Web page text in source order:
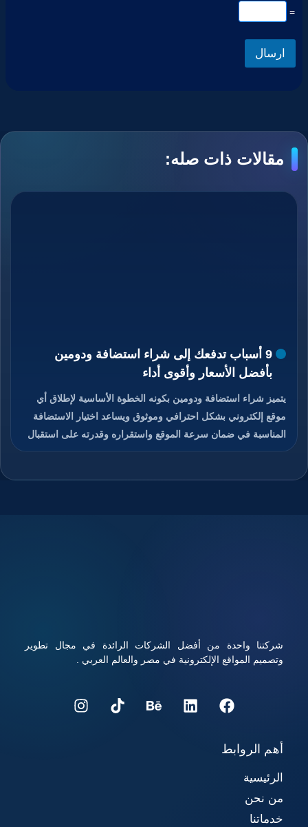
=
ارسال
مقالات ذات صله:
9 أسباب تدفعك إلى شراء استضافة ودومين
بأفضل الأسعار وأقوى أداء
يتميز شراء استضافة ودومين بكونه الخطوة الأساسية لإطلاق أي
موقع إلكتروني بشكل احترافي وموثوق ويساعد اختيار الاستضافة
المناسبة في ضمان سرعة الموقع واستقراره وقدرته على استقبال
الزوار دون انقطاع، كما يمنح الدومين هوية رقمية مميزة تسهل على
شركتنا واحدة من أفضل الشركات الرائدة في مجال تطوير
وتصميم المواقع الإلكترونية في مصر والعالم العربي .
أهم الروابط
الرئيسية
من نحن
خدماتنا